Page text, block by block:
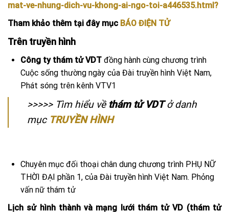
mat-ve-nhung-dich-vu-khong-ai-ngo-toi-a446535.html?
Tham khảo thêm tại đây mục BÁO ĐIỆN TỬ
Trên truyền hình
Công ty thám tử VDT đồng hành cùng chương trình
Cuộc sống thường ngày của Đài truyền hình Việt Nam,
Phát sóng trên kênh VTV1
>>>>> Tìm hiểu vềthám tử VDTở danh
mục TRUYỀN HÌNH
Chuyên mục đối thoại chân dung chương trình PHỤ NỮ
THỜI ĐẠI phần 1, của Đài truyền hình Việt Nam. Phỏng
vấn nữ thám tử
Lịch sử hình thành và mạng lưới thám tử VD (thám tử